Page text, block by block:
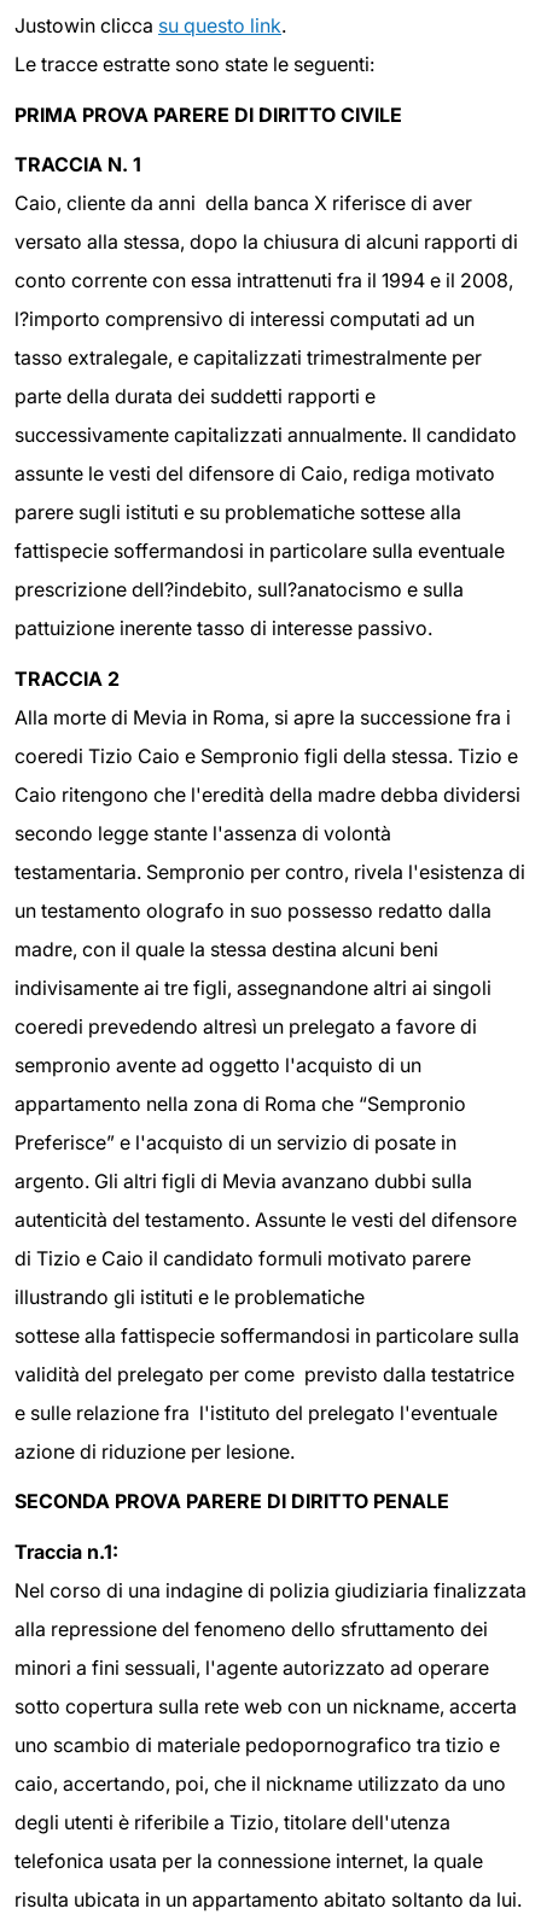
Justowin clicca su questo link.
Le tracce estratte sono state le seguenti:
PRIMA PROVA PARERE DI DIRITTO CIVILE
TRACCIA N. 1
Caio, cliente da anni della banca X riferisce di aver
versato alla stessa, dopo la chiusura di alcuni rapporti di
conto corrente con essa intrattenuti fra il 1994 e il 2008,
l?importo comprensivo di interessi computati ad un
tasso extralegale, e capitalizzati trimestralmente per
parte della durata dei suddetti rapporti e
successivamente capitalizzati annualmente. Il candidato
assunte le vesti del difensore di Caio, rediga motivato
parere sugli istituti e su problematiche sottese alla
fattispecie soffermandosi in particolare sulla eventuale
prescrizione dell?indebito, sull?anatocismo e sulla
pattuizione inerente tasso di interesse passivo.
TRACCIA 2
Alla morte di Mevia in Roma, si apre la successione fra i
coeredi Tizio Caio e Sempronio figli della stessa. Tizio e
Caio ritengono che l'eredità della madre debba dividersi
secondo legge stante l'assenza di volontà
testamentaria. Sempronio per contro, rivela l'esistenza di
un testamento olografo in suo possesso redatto dalla
madre, con il quale la stessa destina alcuni beni
indivisamente ai tre figli, assegnandone altri ai singoli
coeredi prevedendo altresì un prelegato a favore di
sempronio avente ad oggetto l'acquisto di un
appartamento nella zona di Roma che “Sempronio
Preferisce” e l'acquisto di un servizio di posate in
argento. Gli altri figli di Mevia avanzano dubbi sulla
autenticità del testamento. Assunte le vesti del difensore
di Tizio e Caio il candidato formuli motivato parere
illustrando gli istituti e le problematiche
sottese alla fattispecie soffermandosi in particolare sulla
validità del prelegato per come previsto dalla testatrice
e sulle relazione fra l'istituto del prelegato l'eventuale
azione di riduzione per lesione.
SECONDA PROVA PARERE DI DIRITTO PENALE
Traccia n.1:
Nel corso di una indagine di polizia giudiziaria finalizzata
alla repressione del fenomeno dello sfruttamento dei
minori a fini sessuali, l'agente autorizzato ad operare
sotto copertura sulla rete web con un nickname, accerta
uno scambio di materiale pedopornografico tra tizio e
caio, accertando, poi, che il nickname utilizzato da uno
degli utenti è riferibile a Tizio, titolare dell'utenza
telefonica usata per la connessione internet, la quale
risulta ubicata in un appartamento abitato soltanto da lui.